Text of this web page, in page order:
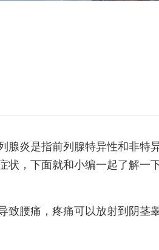
腺炎是指前列腺特异性和非特
状，下面就和小编一起了解一
腰痛，疼痛可以放射到阴茎